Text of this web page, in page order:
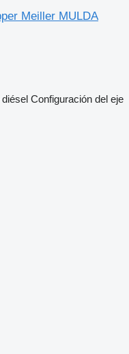
Meiller MULDA
diésel Configuración del eje